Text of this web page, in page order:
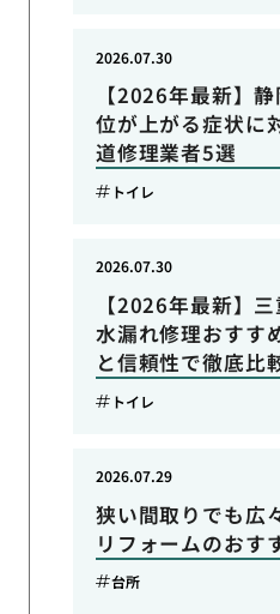
【2026年最新】
位が上がる症状に
道修理業者5選
2026.07.30
トイレ
【2026年最新】
水漏れ修理おすす
と信頼性で徹底比
2026.07.30
トイレ
狭い間取りでも広
リフォームのおす
2026.07.29
台所